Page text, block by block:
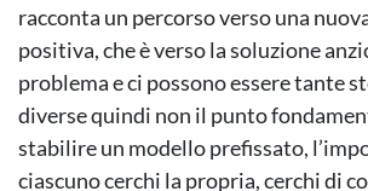
racconta un percorso verso una
positiva, che è verso la soluzione
problema e ci possono essere tante
diverse quindi non il punto
stabilire un modello prefissato,
ciascuno cerchi la propria, cerchi di